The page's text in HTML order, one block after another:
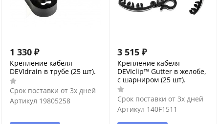
1 330 ₽
Крепление кабеля
DEVIdrain в трубе (25 шт).
Срок поставки от 3х дней
Артикул 19805258
3 515 ₽
Крепление кабеля
DEVIclip™ Gutter в желобе,
с шарниром (25 шт).
Срок поставки от 3х дней
Артикул 140F1511